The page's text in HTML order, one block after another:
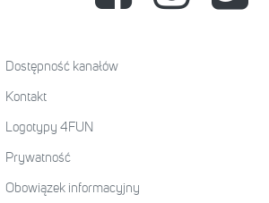
Dostępność kanałów
Kontakt
Logotypy 4FUN
Prywatność
Obowiązek informacyjny